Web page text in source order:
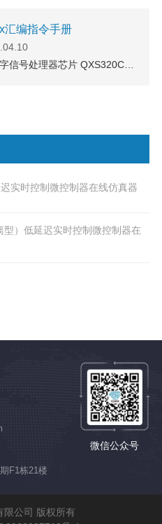
汇编指令手册
实时控制微控制器在线仿真器
型）低延迟实时控制微控制器在
微信公众号
F1栋21楼
限公司 版权所有